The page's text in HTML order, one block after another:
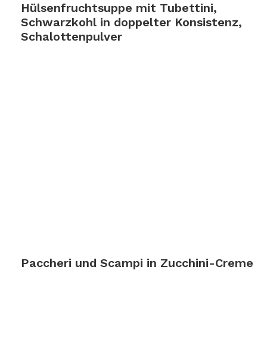
Hülsenfruchtsuppe mit Tubettini,
Schwarzkohl in doppelter Konsistenz,
Schalottenpulver
Paccheri und Scampi in Zucchini-Creme